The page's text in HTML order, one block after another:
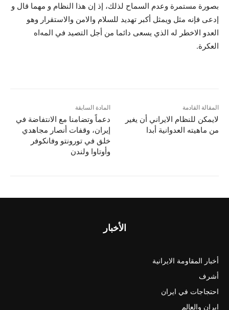
بصورة مستمرة وعدم السماح لذلك، إذ إن هذا النظام و مهما قال و
إدعى فإنه مثل ويمثل أکبر تهديد للسلام والامن والاستقرار وهو
العدو الاخطر له الذي يسعى دائما من أجل التصيد في المەاه
العکرة.
المادة السابقة
دعماً وتضامنا مع الانتفاضة في
إيران، وقفات أنصار مجاهدي
خلق في تورونتو وفانكوفر
وأوتاوا ولندن
المقالة القادمة
لايمکن للنظام الايراني أن يغير
من ماهيته العدوانية أبدا
الأخبار
أخبار المقاومة الايرانية
أشرف
احتجاجات في ايران
ايران والعالم